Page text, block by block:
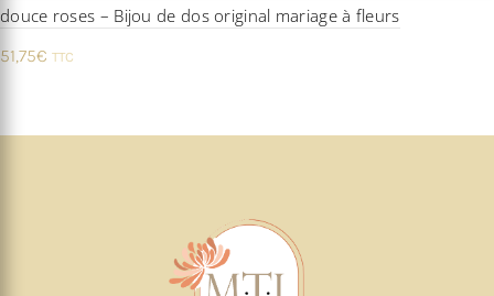
douce roses – Bijou de dos original mariage à fleurs
51,75€ TTC